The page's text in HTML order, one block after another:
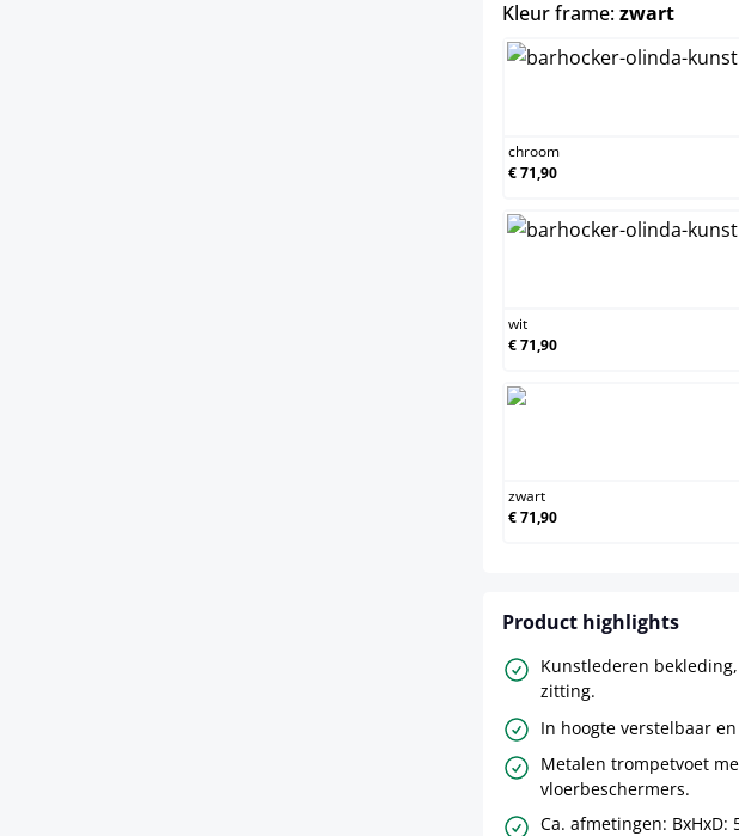
Kleur frame:zwartselect
chroom
€ 71,90
wit
€ 71,90
zwart
€ 71,90
Product highlights
Kunstlederen
zitting.
In hoogte verstelbaar
Metalen trompetvoet
vloerbeschermers.
Ca. afmetingen: BxHxD: